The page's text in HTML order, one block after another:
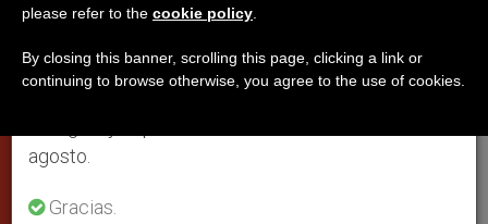
se generan menos informaciones y también el
agosto.
Gracias.
please refer to the cookie policy
By closing this banner, scrolling this page, clicking a link or
continuing to browse otherwise, you agree to the use of cookies.